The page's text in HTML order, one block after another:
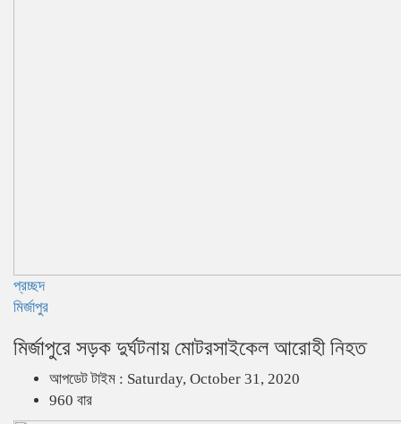
প্রচ্ছদ
মির্জাপুর
মির্জাপুরে সড়ক দুর্ঘটনায় মোটরসাইকেল আরোহী নিহত
আপডেট টাইম : Saturday, October 31, 2020
960 বার